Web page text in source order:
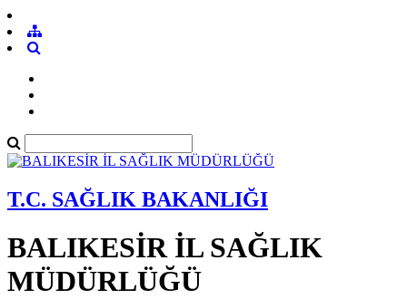
T.C. SAĞLIK BAKANLIĞI
BALIKESİR İL SAĞLIK
MÜDÜRLÜĞÜ